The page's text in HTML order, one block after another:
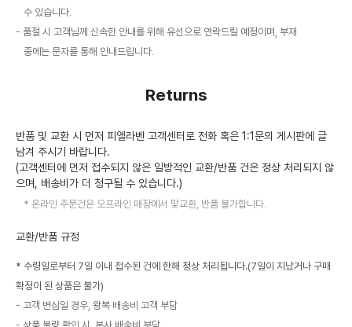
수 있습니다.
품절 시 고객님께 신속한 안내를 위해 유선으로 연락드릴 예정이며, 부재
중에는 문자를 통해 안내드립니다.
Returns
반품 및 교환 시 먼저 피엘라벤 고객센터로 전화 혹은 1:1문의 게시판에 글
남겨 주시기 바랍니다.
(고객센터에 먼저 접수되지 않은 일방적인 교환/반품 건은 정상 처리되지 않
으며, 배송비가 더 청구될 수 있습니다.)
온라인 주문건은 오프라인 매장에서 맞교환, 반품 불가합니다.
교환/반품 규정
* 수령일로부터 7일 이내 접수된 건에 한해 정상 처리됩니다.(7일이 지났거나 구매
확정이 된 상품은 불가)
고객 변심일 경우, 왕복 배송비 고객 부담